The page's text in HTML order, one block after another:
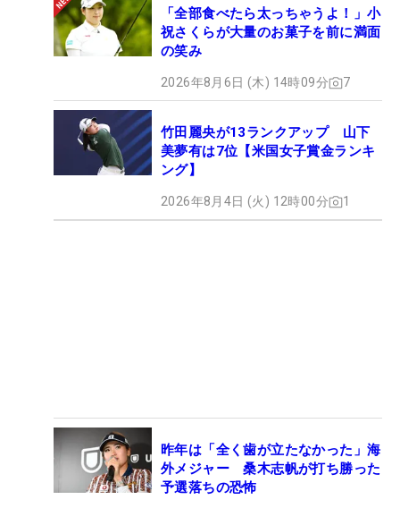
「全部食べたら太っちゃうよ！」小
祝さくらが大量のお菓子を前に満面
の笑み
2026年8月6日 (木) 14時09分 7
竹田麗央が13ランクアップ 山下
美夢有は7位【米国女子賞金ランキ
ング】
2026年8月4日 (火) 12時00分 1
昨年は「全く歯が立たなかった」海
外メジャー 桑木志帆が打ち勝った
予選落ちの恐怖